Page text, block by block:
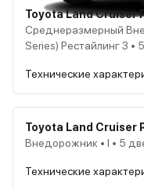
Toyota Land Cruiser
Среднеразмерный
Series) Рестайлинг 3 •
Технические
Toyota Land Cruiser
Внедорожник • I • 5
Технические